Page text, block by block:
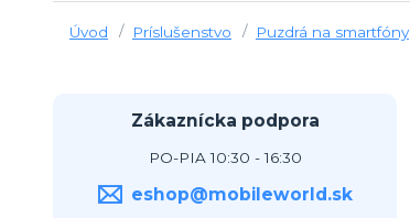
Úvod Príslušenstvo Puzdrá na smartfóny
Zákaznícka podpora
PO-PIA 10:30 - 16:30
eshop@mobileworld.sk